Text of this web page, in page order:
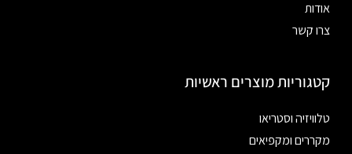
אודות
צרו קשר
קטגוריות מוצרים ראשיות
טלוויזיה וסטריאו
מקררים ומקפיאים